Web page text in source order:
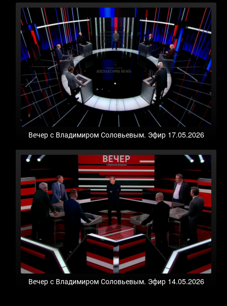
Вечер с Владимиром Соловьевым. Эфир 17.05.2026
Вечер с Владимиром Соловьевым. Эфир 14.05.2026